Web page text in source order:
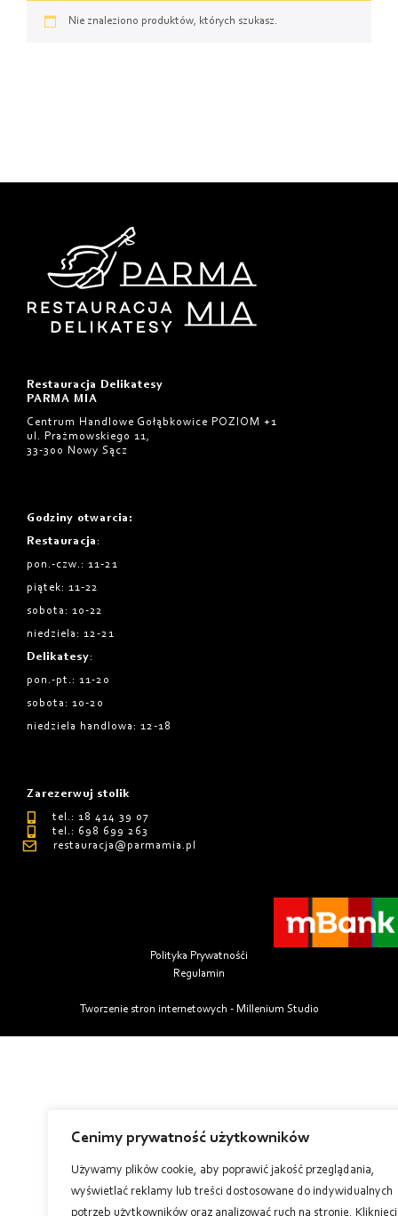
Cenimy prywatność użytkowników
Używamy plików cookie, aby poprawić jakość przeglądania,
wyświetlać reklamy lub treści dostosowane do indywidualnych
potrzeb użytkowników oraz analizować ruch na stronie.
Od najtańszych
Nie znaleziono produktów, których szukasz.
Restauracja Delikatesy
PARMA MIA
Centrum Handlowe Gołąbkowice POZIOM +1
ul. Prażmowskiego 11,
33-300 Nowy Sącz
Godziny otwarcia :
Restauracja :
pon.-czw.: 11-21
piątek: 11-22
sobota: 10-22
niedziela: 12-21
Delikatesy:
pon.-pt.: 11-20
sobota: 10-20
niedziela handlowa: 12-18
Zarezerwuj stolik
tel.: 18 414 39 07
tel.: 698 699 263
restauracja@parmamia.pl
Polityka Prywatnośći
Regulamin
Tworzenie stron internetowych - Millenium Studio